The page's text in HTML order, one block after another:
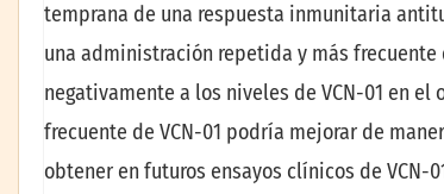
temprana de una respuesta inmunitaria
una administración repetida y más
negativamente a los niveles de VCN-01 en
frecuente de VCN-01 podría mejorar de
obtener en futuros ensayos clínicos de